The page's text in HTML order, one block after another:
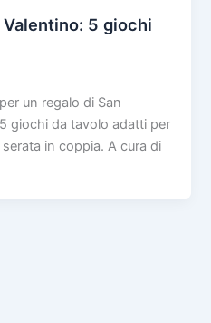
5 giochi
un regalo di San
giochi da tavolo adatti per
in coppia. A cura di